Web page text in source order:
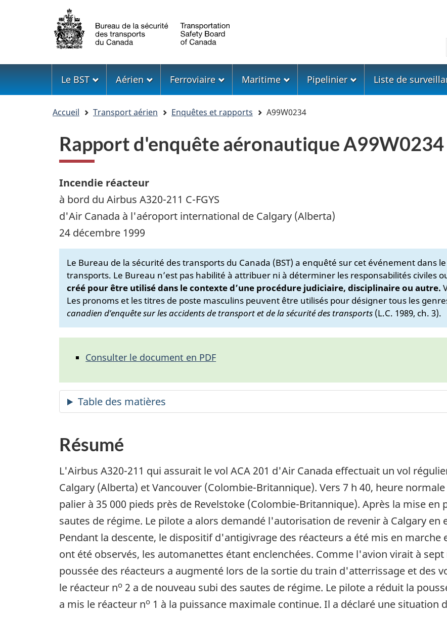
Sélection
de
la
langue
Menu
Le BST Aérien Ferroviaire Maritime Pipelinier Liste de
Accueil Transport aérien Enquêtes et rapports A99W0234
Rapport d'enquête aéronautique A99W0234
Incendie réacteur
à bord du Airbus A320-211 C-FGYS
d'Air Canada à l'aéroport international de Calgary (Alberta)
24 décembre 1999
Le Bureau de la sécurité des transports du Canada (BST) a enquêté sur cet événement dans
transports. Le Bureau n’est pas habilité à attribuer ni à déterminer les responsabilités civiles
créé pour être utilisé dans le contexte d’une procédure judiciaire, disciplinaire ou autre.
Les pronoms et les titres de poste masculins peuvent être utilisés pour désigner tous les
canadien d’enquête sur les accidents de transport et de la sécurité des transports (L.C. 1989, ch. 3).
Consulter le document en PDF
Résumé
L'Airbus A320-211 qui assurait le vol ACA 201 d'Air Canada effectuait un vol
Calgary (Alberta) et Vancouver (Colombie-Britannique). Vers 7 h 40, heure
palier à 35 000 pieds près de Revelstoke (Colombie-Britannique). Après la mise en
sautes de régime. Le pilote a alors demandé l'autorisation de revenir à Calgary en
Pendant la descente, le dispositif d'antigivrage des réacteurs a été mis en
ont été observés, les automanettes étant enclenchées. Comme l'avion virait à
poussée des réacteurs a augmenté lors de la sortie du train d'atterrissage et des
le réacteur no 2 a de nouveau subi des sautes de régime. Le pilote a réduit la
a mis le réacteur no 1 à la puissance maximale continue. Il a déclaré une situation